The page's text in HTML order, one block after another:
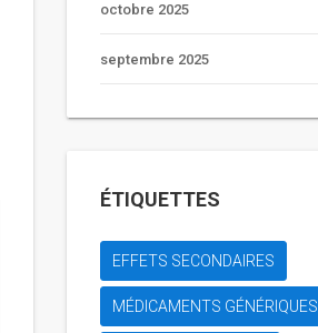
octobre 2025
septembre 2025
ÉTIQUETTES
EFFETS SECONDAIRES
MÉDICAMENTS GÉNÉRIQUES